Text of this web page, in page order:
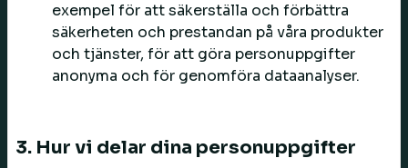
exempel för att säkerställa och förbättra
säkerheten och prestandan på våra produkter
och tjänster, för att göra personuppgifter
anonyma och för genomföra dataanalyser.
3. Hur vi delar dina personuppgifter